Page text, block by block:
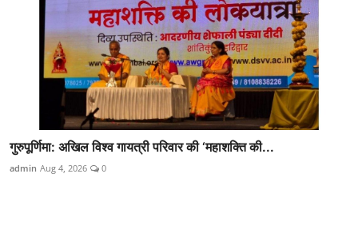
गुरुपूर्णिमा: अखिल विश्व गायत्री परिवार की ‘महाशक्ति की...
admin Aug 4, 2026 0